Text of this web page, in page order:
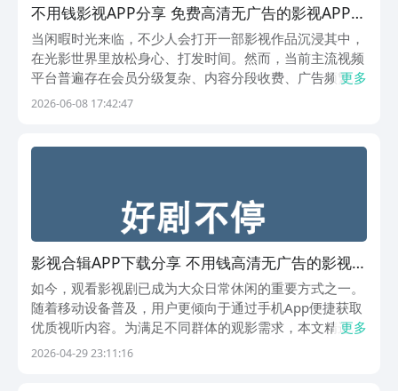
不用钱影视APP分享 免费高清无广告的影视APP榜
单合集
当闲暇时光来临，不少人会打开一部影视作品沉浸其中，
在光影世界里放松身心、打发时间。然而，当前主流视频
平台普遍存在会员分级复杂、内容分段收费、广告频繁等
问题，让用户难以获得流畅纯粹的观影体验。为此，本文
视
更多
2026-06-08 17:42:47
影视合辑APP下载分享 不用钱高清无广告的影视大
全APP榜单合集
如今，观看影视剧已成为大众日常休闲的重要方式之一。
随着移动设备普及，用户更倾向于通过手机App便捷获取
优质视听内容。为满足不同群体的观影需求，本文精选五
款功能完善、资源丰富、体验流畅的影视类应用，全部支
更多
2026-04-29 23:11:16